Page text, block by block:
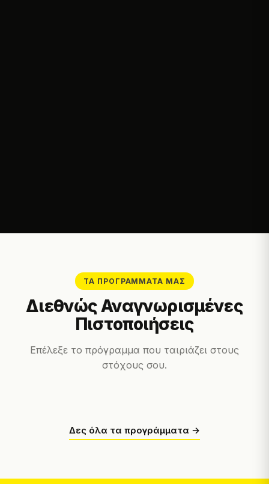
ΤΑ ΠΡΟΓΡΆΜΜΑΤΆ ΜΑΣ
Διεθνώς Αναγνωρισμένες
Πιστοποιήσεις
Επέλεξε το πρόγραμμα που ταιριάζει στους
στόχους σου.
Δες όλα τα προγράμματα →